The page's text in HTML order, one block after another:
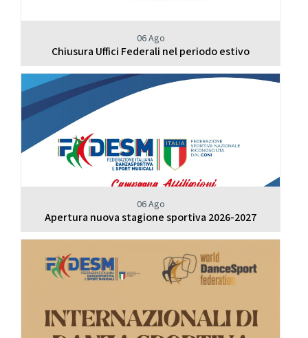
06 Ago
Chiusura Uffici Federali nel periodo estivo
06 Ago
Apertura nuova stagione sportiva 2026-2027